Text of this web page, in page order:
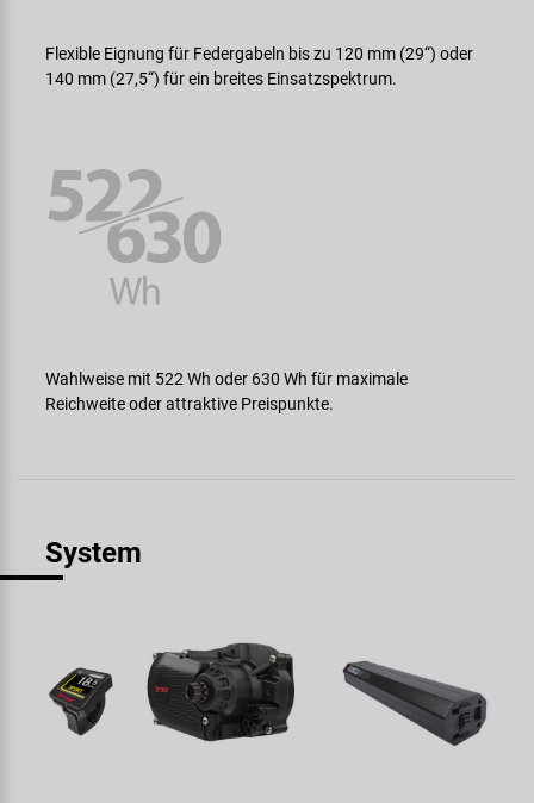
Flexible Eignung für Federgabeln bis zu 120 mm (29“) oder
140 mm (27,5“) für ein breites Einsatzspektrum.
Wahlweise mit 522 Wh oder 630 Wh für maximale
Reichweite oder attraktive Preispunkte.
System